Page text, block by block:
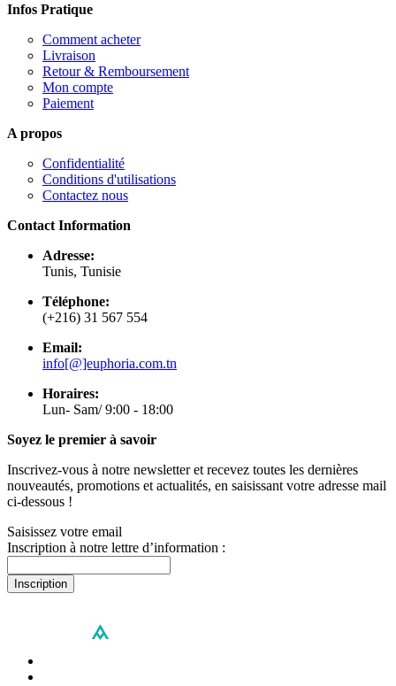
Infos Pratique
Comment acheter
Livraison
Retour & Remboursement
Mon compte
Paiement
A propos
Confidentialité
Conditions d'utilisations
Contactez nous
Contact Information
Adresse:
Tunis, Tunisie
Téléphone:
(+216) 31 567 554
Email:
info[@]euphoria.com.tn
Horaires:
Lun- Sam/ 9:00 - 18:00
Soyez le premier à savoir
Inscrivez-vous à notre newsletter et recevez toutes les dernières
nouveautés, promotions et actualités, en saisissant votre adresse mail
ci-dessous !
Saisissez votre email
Inscription à notre lettre d’information :
Inscription